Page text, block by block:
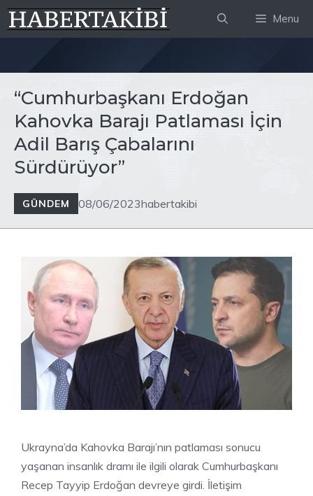
İçeriğe
atla
Menu
“Cumhurbaşkanı Erdoğan
Kahovka Barajı Patlaması İçin
Adil Barış Çabalarını
Sürdürüyor”
GÜNDEM 08/06/2023habertakibi
Ukrayna’da Kahovka Barajı’nın patlaması sonucu
yaşanan insanlık dramı ile ilgili olarak Cumhurbaşkanı
Recep Tayyip Erdoğan devreye girdi. İletişim